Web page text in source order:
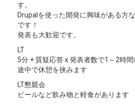
す。
Drupalを使った開発に興味がある方
です！
発表も大歓迎です。
LT
5分 + 質疑応答 x 発表者数で1～2時
途中で休憩を挟みます
LT懇親会
ビールなど飲み物と軽食があります